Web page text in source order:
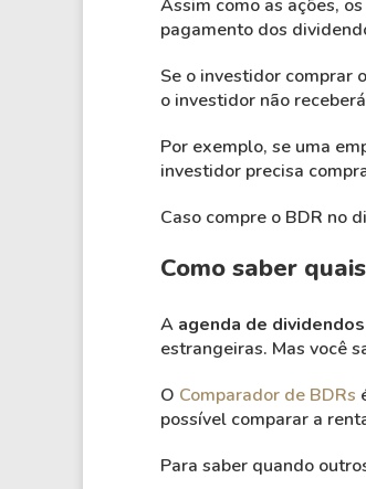
Assim como as ações,
pagamento dos
Se o investidor comprar
o investidor não
Por exemplo, se uma
investidor precisa
Caso compre o BDR no
Como saber
A agenda de dividendos
estrangeiras. Mas você
O Comparador de BDRs
possível comparar a
Para saber quando